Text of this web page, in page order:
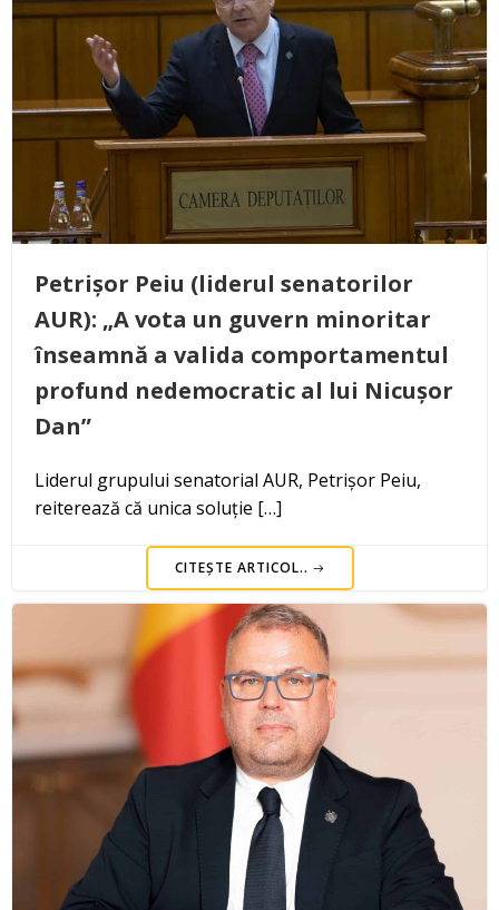
Petrișor Peiu (liderul senatorilor
AUR): „A vota un guvern minoritar
înseamnă a valida comportamentul
profund nedemocratic al lui Nicușor
Dan”
Liderul grupului senatorial AUR, Petrișor Peiu,
reiterează că unica soluție […]
CITEȘTE ARTICOL..